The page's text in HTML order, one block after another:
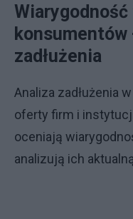
konsumentów
zadłużenia
Analiza zadłużenia
oferty firm i
oceniają
analizują ich